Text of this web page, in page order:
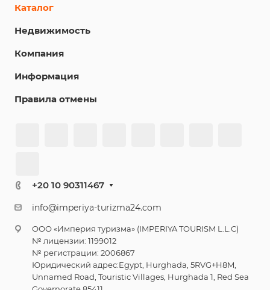
Каталог
Недвижимость
Компания
Информация
Правила отмены
+20 10 90311467
info@imperiya-turizma24.com
ООО «Империя туризма» (IMPERIYA TOURISM L.L.C)
№ лицензии: 1199012
№ регистрации: 2006867
Юридический адрес:Egypt, Hurghada, 5RVG+H8M,
Unnamed Road, Touristic Villages, Hurghada 1, Red Sea